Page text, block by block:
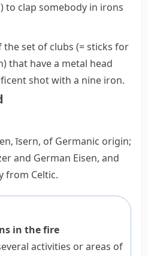
to clap somebody in irons
the set of clubs (= sticks for
that have a metal head
shot with a nine iron.
,īsern, of Germanic origin;
and German Eisen, and
from Celtic.
in the fire
activities or areas of